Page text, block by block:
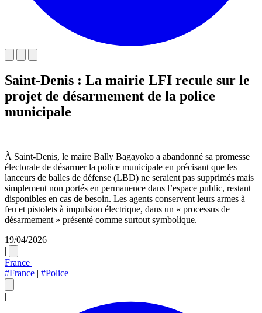
Saint-Denis : La mairie LFI recule sur le
projet de désarmement de la police
municipale
À Saint-Denis, le maire Bally Bagayoko a abandonné sa promesse
électorale de désarmer la police municipale en précisant que les
lanceurs de balles de défense (LBD) ne seraient pas supprimés mais
simplement non portés en permanence dans l’espace public, restant
disponibles en cas de besoin. Les agents conservent leurs armes à
feu et pistolets à impulsion électrique, dans un « processus de
désarmement » présenté comme surtout symbolique.
19/04/2026
|
France |
#France | #Police
|